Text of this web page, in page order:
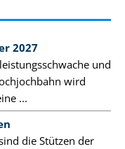
2027
und
wird
...
die Stützen der